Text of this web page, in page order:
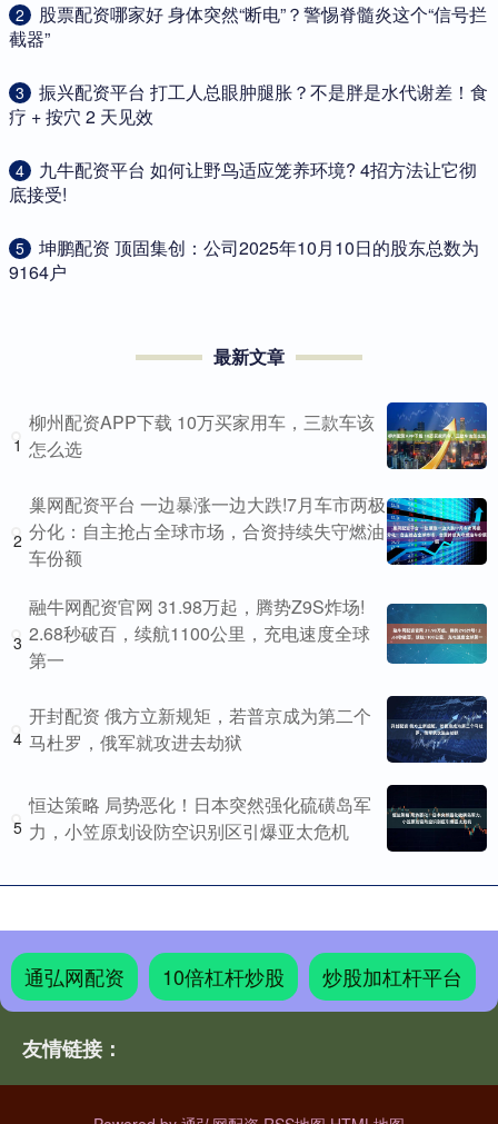
2
​股票配资哪家好 身体突然“断电”？警惕脊髓炎这个“信号拦
截器”
3
​振兴配资平台 打工人总眼肿腿胀？不是胖是水代谢差！食
疗 + 按穴 2 天见效
4
​九牛配资平台 如何让野鸟适应笼养环境? 4招方法让它彻
底接受!
5
​坤鹏配资 顶固集创：公司2025年10月10日的股东总数为
9164户
最新文章
1
柳州配资APP下载 10万买家用车，三款车该
怎么选
2
巢网配资平台 一边暴涨一边大跌!7月车市两极
分化：自主抢占全球市场，合资持续失守燃油
车份额
3
融牛网配资官网 31.98万起，腾势Z9S炸场!
2.68秒破百，续航1100公里，充电速度全球
第一
4
开封配资 俄方立新规矩，若普京成为第二个
马杜罗，俄军就攻进去劫狱
5
恒达策略 局势恶化！日本突然强化硫磺岛军
力，小笠原划设防空识别区引爆亚太危机
通弘网配资 10倍杠杆炒股 炒股加杠杆平台
友情链接：